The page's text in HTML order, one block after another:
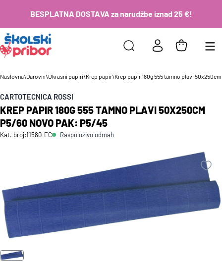
BESPLATNA DOSTAVA za narudžbe iznad 25 €!
Naslovna\Darovni\Ukrasni papiri\Krep papir\Krep papir 180g 555 tamno plavi
CARTOTECNICA ROSSI
KREP PAPIR 180G 555 TAMNO PLAVI 50X250CM
P5/60 NOVO PAK: P5/45
Kat. broj:11580-EC Raspoloživo odmah